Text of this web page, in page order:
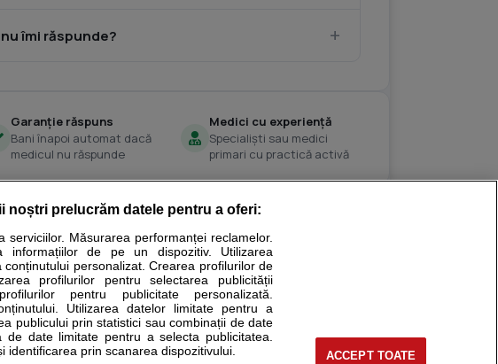
îmi răspunde?
Garanție răspuns
Bani înapoi automat dacă
medicul nu răspunde
Medici cu experiență
Specialiști sau medici
primari cu practică activă
si educational. Ele nu pot substitui consultul medical direct si
sa consultati fie medicul Dvs., fie unul dintre medicii pe care
Pentru pacient
noștri prelucrăm datele pentru a oferi:
serviciilor. Măsurarea performanței reclamelor.
informațiilor de pe un dispozitiv. Utilizarea
personalizat. Crearea profilurilor de
profilurilor pentru selectarea publicității
pentru publicitate personalizată.
Utilizarea datelor limitate pentru a
publicului prin statistici sau combinații de date
de date limitate pentru a selecta publicitatea.
identificarea prin scanarea dispozitivului.
ACCEPT TOATE